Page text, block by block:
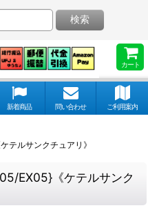
カート
検索
新着商品 問い合わせ ご利用案内
テルサンクチュアリ》
EX05}《ケテルサンク